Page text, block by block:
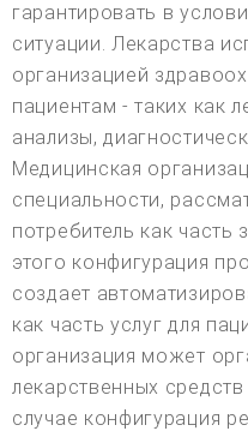
гарантировать в
ситуации. Лекарства
организацией
пациентам - таких как
анализы,
Медицинская
специальности,
потребитель как часть
этого конфигурация
создает
как часть услуг для
организация может
лекарственных
случае конфигурация